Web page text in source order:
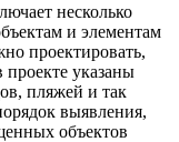
несколько
и элементам
проектировать,
указаны
пляжей и так
выявления,
объектов